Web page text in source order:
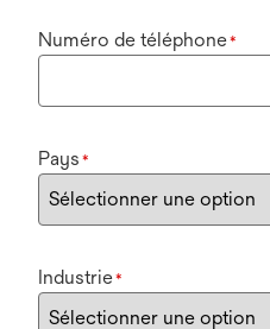
Numéro de téléphone*
Pays *
Industrie*